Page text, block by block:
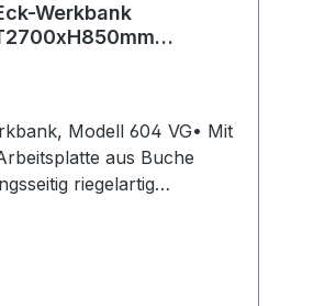
Werkbank
Modell 604 VG• Mit
aus Buche